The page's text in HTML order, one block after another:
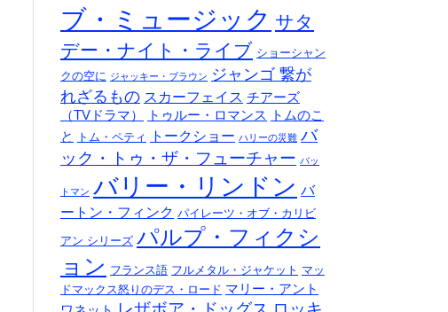
ブ・ミュージック サタ
デー・ナイト・ライブ ショーシャン
クの空に ジャッキー・ブラウン ジャンゴ 繋が
れざるもの スカーフェイス チアーズ
（TVドラマ）
トゥルー・ロマンス
トムのこ
と
トム・ペティ トークショー ハリーの災難 バ
ック・トゥ・ザ・フューチャー バッ
トマン バリー・リンドン バ
ートン・フィンク パイレーツ・オブ・カリビ
アン シリーズ パルプ・フィクシ
ョン フランス語 フルメタル・ジャケット マッ
ドマックス怒りのデス・ロード マリー・アント